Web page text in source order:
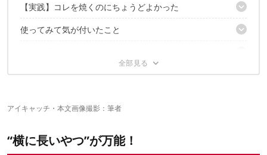
【１】“長方形”ならではの利点がある
【３】グリルパンとしても使える
【実践】コレを焼くのにちょうどよかった
キューバサンドの作り方
横長だからこそ焼きやすい食材② フランクフルト
横長だからこそ焼きやすい食材③ ステーキ＆焼き野菜
使ってみて気が付いたこと
食パンの隅は圧着できない
アイキャッチ・本文画像撮影：筆者
“横に長いやつ”が万能！